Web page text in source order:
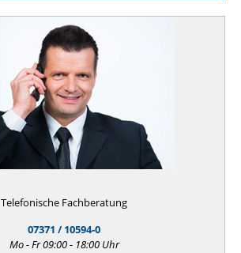
Telefonische Fachberatung
07371 / 10594-0
Mo - Fr 09:00 - 18:00 Uhr